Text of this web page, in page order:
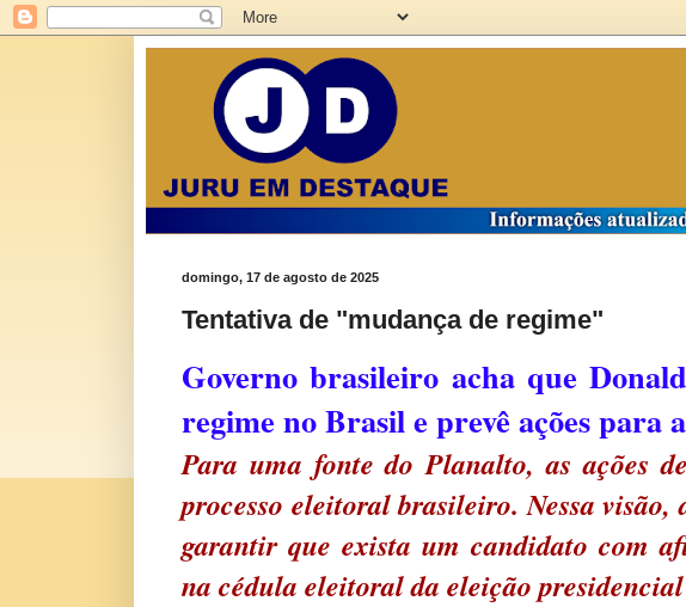
domingo, 17 de agosto de 2025
Tentativa de "mudança de regime"
Governo brasileiro acha que
regime no Brasil e prevê ações para
Para uma fonte do Planalto, as ações
processo eleitoral brasileiro. Nessa
garantir que exista um candidato com
na cédula eleitoral da eleição